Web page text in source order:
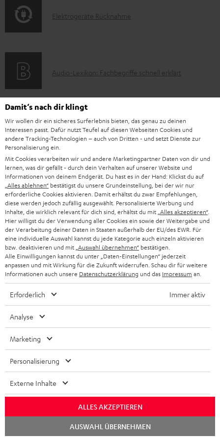
i
n
z
u
m
V
e
r
s
a
n
d
r
i
n
e
n
z
u
r
G
a
r
a
n
t
i
e
E
t
o
g
e
r
ä
t
e
R
ü
c
k
n
a
h
e
Elektrogeräte Rücknahme
A
d
i
o
-
L
e
x
i
k
o
n
Audio-Lexikon: Fachbegriffe schnell erklärt
K
o
n
t
a
k
t
d
a
t
e
n
Persönliche Kaufberatung
+49 (0) 30 / 217 84 212
Mo – Fr 08:00 – 19:00 Uhr
Sa 09:00 – 17:30 Uhr
Sonn- und Feiertage geschlossen
Teufel Support
Häufige Fragen
Kontakt
Store Finder
Erlebe unsere Produkte hautnah und lass dich
persönlich im Store beraten.
Übersicht
möglich. Der Gutschein gilt nur für Privatkunden. Kann nicht in
Kombination mit anderen Aktionsgutscheinen eingelöst werden. Der
im Falle eines Verkaufs seine Gültigkeit. Die genauen Bedingungen
entnehmen Sie bitte denAGB.
8 Wochen Rückgaberecht
Kostenloser Rückversand
Damit‘s nach dir klingt
Wir wollen dir ein sicheres Surferlebnis bieten, das genau zu deinen
Interessen passt. Dafür nutzt Teufel auf diesen Webseiten Cookies und
andere Tracking-Technologien – auch von Dritten - und setzt Dienste zur
Personalisierung ein.
Mit Cookies verarbeiten wir und andere Marketingpartner Daten von dir und
lernen, was dir gefällt - durch dein Verhalten auf unserer Website und
Informationen von deinem Endgerät. Du hast es in der Hand: Klickst du auf
„Alles ablehnen“ bestätigst du unsere Grundeinstellung, bei der wir nur
erforderliche Cookies aktivieren. Damit erhältst du zwar Empfehlungen,
diese werden jedoch zufällig ausgewählt. Personalisierte Werbung und
Inhalte, die wirklich relevant für dich sind, erhältst du mit „Alles akzeptieren“.
Hier willigst du der Verwendung aller Cookies ein sowie der Weitergabe und
der Verarbeitung deiner Daten in Staaten außerhalb der EU/des EWR. Für
eine individuelle Auswahl kannst du jede Kategorie auch einzeln aktivieren
bzw. deaktivieren und mit „Auswahl übernehmen“ bestätigen.
Alle Einwilligungen kannst du unter „Daten-Einstellungen“ jederzeit
anpassen und mit Wirkung für die Zukunft widerrufen. Schau dir für weitere
Informationen auch unsere Datenschutzerklärung und das Impressum an.
Erforderlich Immer aktiv
Analyse
Marketing
Personalisierung
Externe Inhalte
ALLES AKZEPTIEREN
AUSWAHL ÜBERNEHMEN